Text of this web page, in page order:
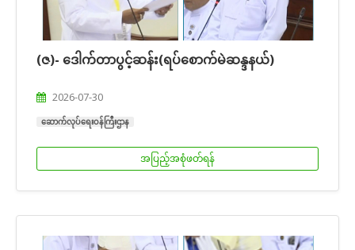
(ဇ)- ဒေါက်တာပွင့်ဆန်း(ရပ်စောက်မဲဆန္ဒနယ်)
2026-07-30
ဆောက်လုပ်ရေးဝန်ကြီးဌာန
အပြည့်အစုံဖတ်ရန်